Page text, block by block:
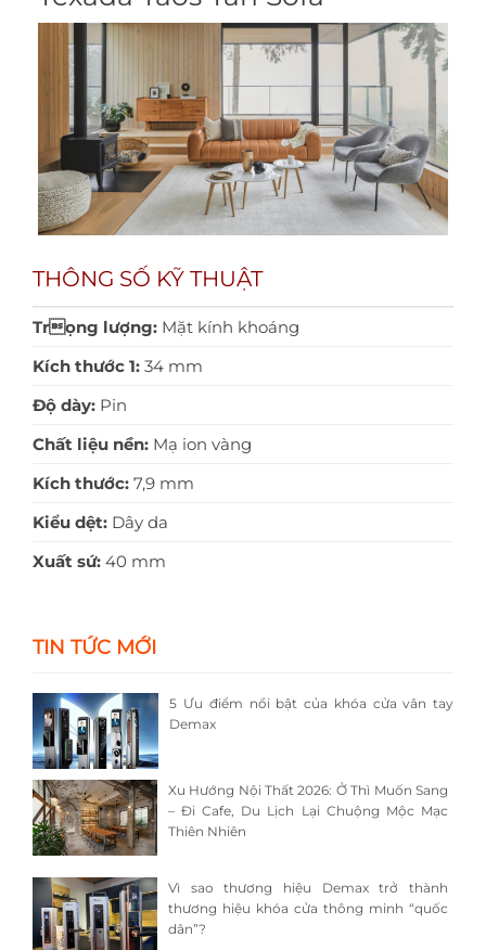
THÔNG SỐ KỸ THUẬT
Trọng lượng: Mặt kính khoáng
Kích thước 1: 34 mm
Độ dày: Pin
Chất liệu nền: Mạ ion vàng
Kích thước: 7,9 mm
Kiểu dệt: Dây da
Xuất sứ: 40 mm
TIN TỨC MỚI
5 Ưu điểm nổi bật của khóa cửa vân tay
Demax
Xu Hướng Nội Thất 2026: Ở Thì Muốn Sang
– Đi Cafe, Du Lịch Lại Chuộng Mộc Mạc
Thiên Nhiên
Vì sao thương hiệu Demax trở thành
thương hiệu khóa cửa thông minh “quốc
dân”?